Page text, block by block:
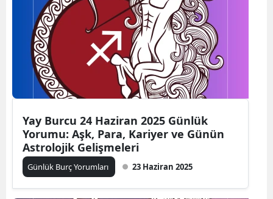
Yay Burcu 24 Haziran 2025 Günlük
Yorumu: Aşk, Para, Kariyer ve Günün
Astrolojik Gelişmeleri
Günlük Burç Yorumları 23 Haziran 2025